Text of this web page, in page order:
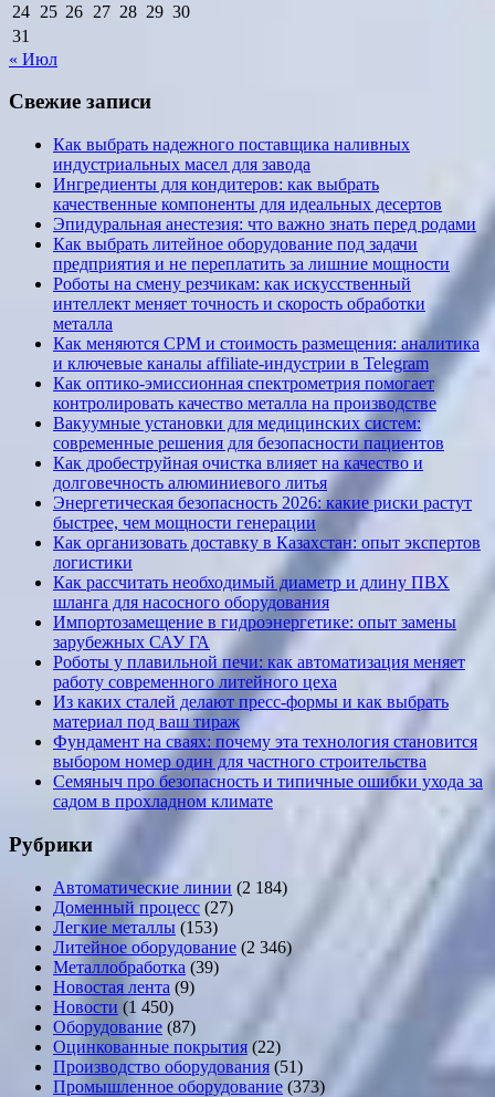
24 25 26 27 28 29 30
31
« Июл
Свежие записи
Как выбрать надежного поставщика наливных
индустриальных масел для завода
Ингредиенты для кондитеров: как выбрать
качественные компоненты для идеальных десертов
Эпидуральная анестезия: что важно знать перед родами
Как выбрать литейное оборудование под задачи
предприятия и не переплатить за лишние мощности
Роботы на смену резчикам: как искусственный
интеллект меняет точность и скорость обработки
металла
Как меняются CPM и стоимость размещения: аналитика
и ключевые каналы affiliate-индустрии в Telegram
Как оптико-эмиссионная спектрометрия помогает
контролировать качество металла на производстве
Вакуумные установки для медицинских систем:
современные решения для безопасности пациентов
Как дробеструйная очистка влияет на качество и
долговечность алюминиевого литья
Энергетическая безопасность 2026: какие риски растут
быстрее, чем мощности генерации
Как организовать доставку в Казахстан: опыт экспертов
логистики
Как рассчитать необходимый диаметр и длину ПВХ
шланга для насосного оборудования
Импортозамещение в гидроэнергетике: опыт замены
зарубежных САУ ГА
Роботы у плавильной печи: как автоматизация меняет
работу современного литейного цеха
Из каких сталей делают пресс-формы и как выбрать
материал под ваш тираж
Фундамент на сваях: почему эта технология становится
выбором номер один для частного строительства
Семяныч про безопасность и типичные ошибки ухода за
садом в прохладном климате
Рубрики
Автоматические линии (2 184)
Доменный процесс (27)
Легкие металлы (153)
Литейное оборудование (2 346)
Металлобработка (39)
Новостая лента (9)
Новости (1 450)
Оборудование (87)
Оцинкованные покрытия (22)
Производство оборудования (51)
Промышленное оборудование (373)